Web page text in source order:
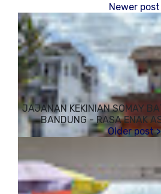
JAJANAN KEKINIAN SOMAY
BANDUNG - RASA ENAK